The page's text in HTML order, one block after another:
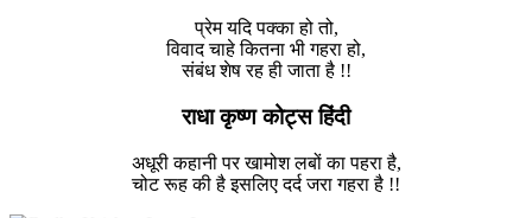
प्रेम यदि पक्का हो तो,
विवाद चाहे कितना भी गहरा हो,
संबंध शेष रह ही जाता है !!
राधा कृष्ण कोट्स हिंदी
अधूरी कहानी पर खामोश लबों का पहरा है,
चोट रूह की है इसलिए दर्द जरा गहरा है !!